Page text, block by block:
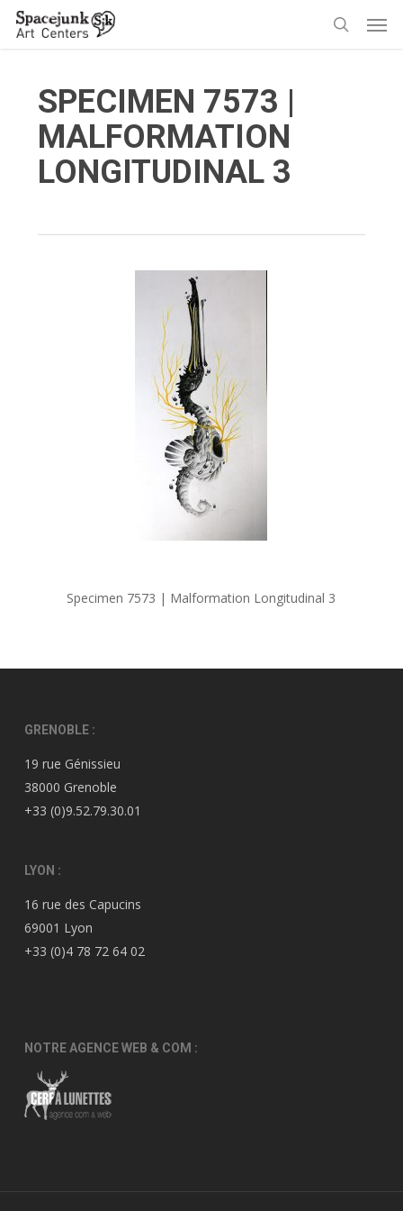
Skip
SPECIMEN 7573 |
MALFORMATION
LONGITUDINAL 3
Specimen 7573 | Malformation Longitudinal 3
GRENOBLE :
19 rue Génissieu
38000 Grenoble
+33 (0)9.52.79.30.01
LYON :
16 rue des Capucins
69001 Lyon
+33 (0)4 78 72 64 02
NOTRE AGENCE WEB & COM :